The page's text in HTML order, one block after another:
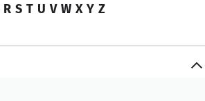
R S T U V W X Y Z